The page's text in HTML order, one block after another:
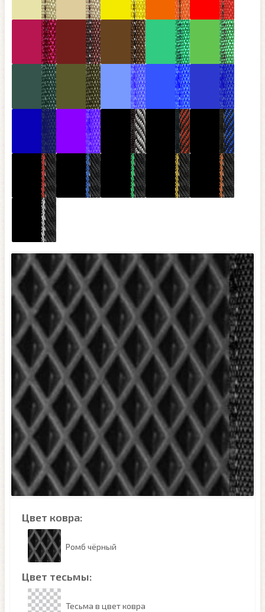
Цвет ковра:
Ромб чёрный
Цвет тесьмы:
Тесьма в цвет ковра